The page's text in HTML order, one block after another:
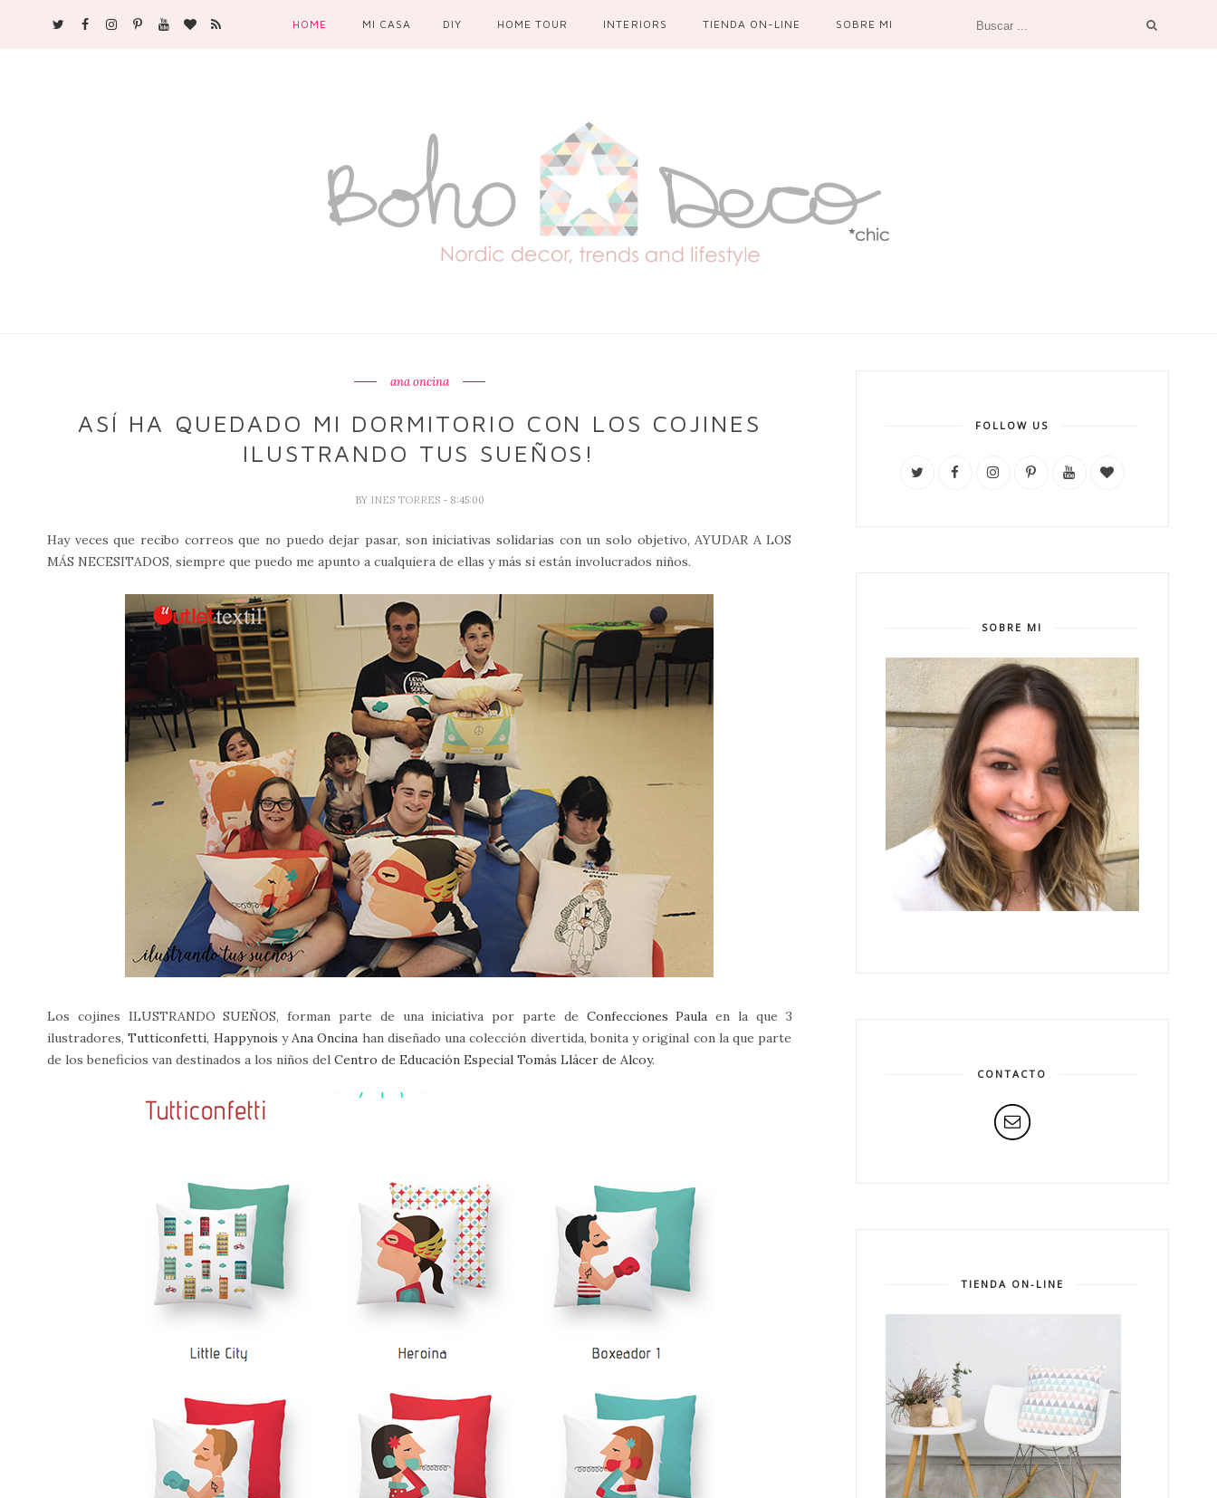
HOME MI CASA DIY HOME TOUR INTERIORS TIENDA ON-LINE SOBRE MI
ana oncina
ASÍ HA QUEDADO MI DORMITORIO CON LOS COJINES
ILUSTRANDO TUS SUEÑOS!
BY INES TORRES - 8:45:00
Hay veces que recibo correos que no puedo dejar pasar, son iniciativas solidarias con un solo objetivo, AYUDAR A LOS
MÁS NECESITADOS, siempre que puedo me apunto a cualquiera de ellas y más si están involucrados niños.
Los cojines ILUSTRANDO SUEÑOS, forman parte de una iniciativa por parte de Confecciones Paula en la que 3
ilustradores,Tutticonfetti, Happynois yAna Oncina han diseñado una colección divertida, bonita y original con la que parte
de los beneficios van destinados a los niños del Centro de Educación Especial Tomás Llácer de Alcoy.
FOLLOW US
SOBRE MI
CONTACTO
TIENDA ON-LINE